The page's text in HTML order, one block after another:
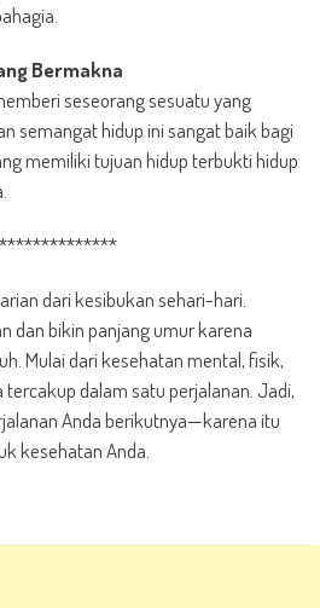
Bermakna
seseorang sesuatu yang
semangat hidup ini sangat baik bagi
memiliki tujuan hidup terbukti hidup
dari kesibukan sehari-hari.
dan bikin panjang umur karena
Mulai dari kesehatan mental, fisik,
dalam satu perjalanan. Jadi,
Anda berikutnya—karena itu
kesehatan Anda.